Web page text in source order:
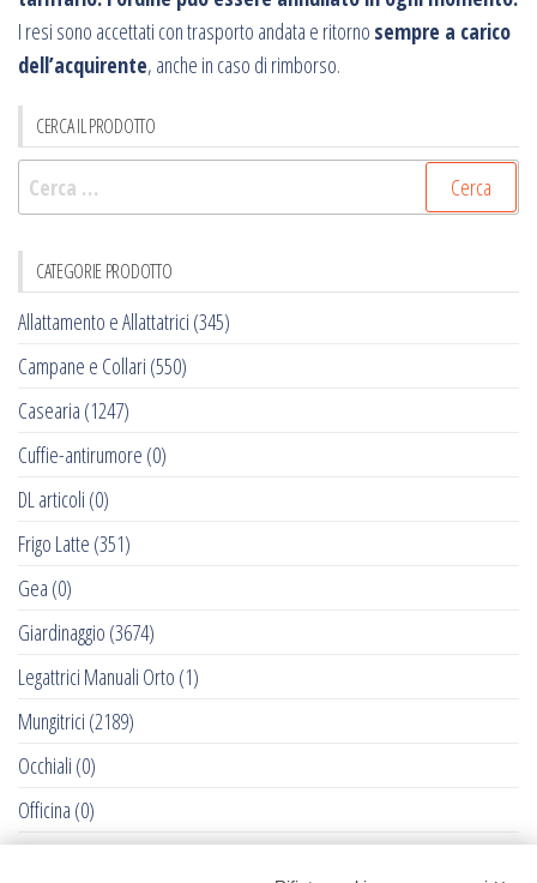
I resi sono accettati con trasporto andata e ritorno sempre a carico
dell’acquirente, anche in caso di rimborso.
CERCA IL PRODOTTO
Ricerca
per:
CATEGORIE PRODOTTO
Allattamento e Allattatrici (345)
Campane e Collari (550)
Casearia (1247)
Cuffie-antirumore (0)
DL articoli (0)
Frigo Latte (351)
Gea (0)
Giardinaggio (3674)
Legattrici Manuali Orto (1)
Mungitrici (2189)
Occhiali (0)
Officina (0)
Pet - Cane e Gatto(0)